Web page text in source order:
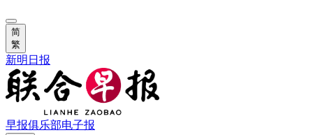
简
繁
新明日报
早报俱乐部电子报